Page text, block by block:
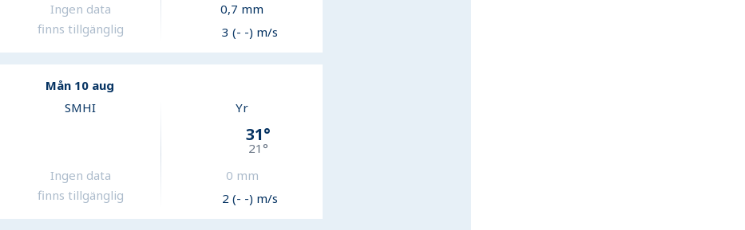
Ingen data
finns tillgänglig
0,7 mm
3 (- -) m/s
Mån 10 aug
SMHI
Ingen data
finns tillgänglig
Yr
31°
21 °
0 mm
2 (- -) m/s